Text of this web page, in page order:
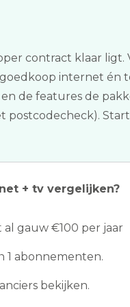
contract klaar ligt.
internet én
de features de
postcodecheck).
+ tv vergelijken?
gauw €100 per jaar
1 abonnementen.
bekijken.